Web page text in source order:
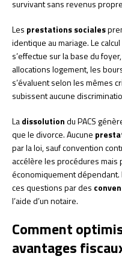
survivant sans revenus
Les prestations sociales
identique au mariage. Le calcul
s’effectue sur la base du
allocations logement, les
s’évaluent selon les mêmes
subissent aucune
Ladissolutiondu PACS
que le divorce. Aucune
par la loi, sauf convention
accélère les procédures
économiquement
ces questions par des
l’aide d’un notaire.
Comment
avantages